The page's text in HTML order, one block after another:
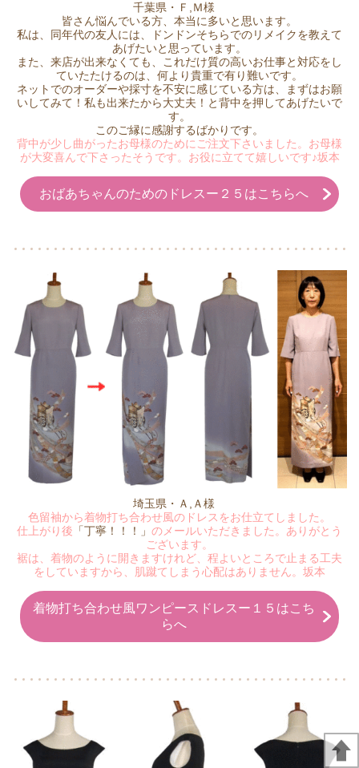
千葉県・Ｆ,Ｍ様
皆さん悩んでいる方、本当に多いと思います。
私は、同年代の友人には、ドンドンそちらでのリメイクを教えて
あげたいと思っています。
また、来店が出来なくても、これだけ質の高いお仕事と対応をし
ていたたけるのは、何より貴重で有り難いです。
ネットでのオーダーや採寸を不安に感じている方は、まずはお願
いしてみて！私も出来たから大丈夫！と背中を押してあげたいで
す。
このご縁に感謝するばかりです。
背中が少し曲がったお母様のためにご注文下さいました。お母様
が大変喜んで下さったそうです。お役に立てて嬉しいです♪坂本
おばあちゃんのためのドレスー２５はこちらへ
埼玉県・Ａ,Ａ様
色留袖から着物打ち合わせ風のドレスをお仕立てしました。
仕上がり後 「丁寧！！！」 のメールいただきました。ありがとう
ございます。
裾は、着物のように開きますけれど、程よいところで止まる工夫
をしていますから、肌蹴てしまう心配はありません。坂本
着物打ち合わせ風ワンピースドレスー１５はこち
らへ